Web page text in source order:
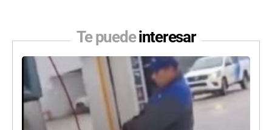
Te puedeinteresar